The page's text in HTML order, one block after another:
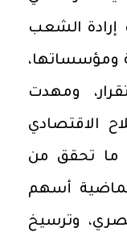
الشعب
ومؤسساتها،
ومهدت
الاقتصادي
ما تحقق من
أسهم
وترسيخ